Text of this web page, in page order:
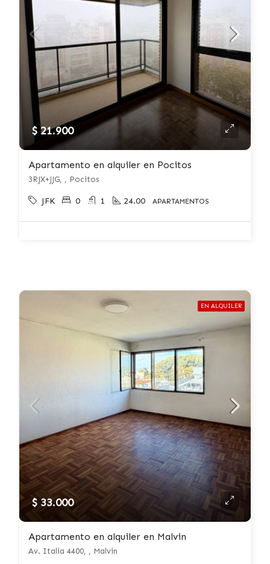
$ 21.900
Apartamento en alquiler en Pocitos
3RJX+JJG, , Pocitos
JFK 0 1 24.00 APARTAMENTOS
EN ALQUILER
$ 33.000
Apartamento en alquiler en Malvin
Av. Italia 4400, , Malvin